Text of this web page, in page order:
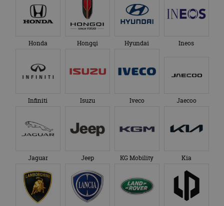
Honda Hongqi Hyundai Ineos
Infiniti Isuzu Iveco Jaecoo
Jaguar Jeep KG Mobility Kia